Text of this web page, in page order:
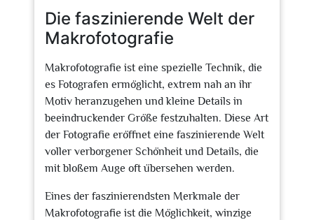
Die faszinierende Welt der
Makrofotografie
Makrofotografie ist eine spezielle Technik, die
es Fotografen ermöglicht, extrem nah an ihr
Motiv heranzugehen und kleine Details in
beeindruckender Größe festzuhalten. Diese Art
der Fotografie eröffnet eine faszinierende Welt
voller verborgener Schönheit und Details, die
mit bloßem Auge oft übersehen werden.
Eines der faszinierendsten Merkmale der
Makrofotografie ist die Möglichkeit, winzige